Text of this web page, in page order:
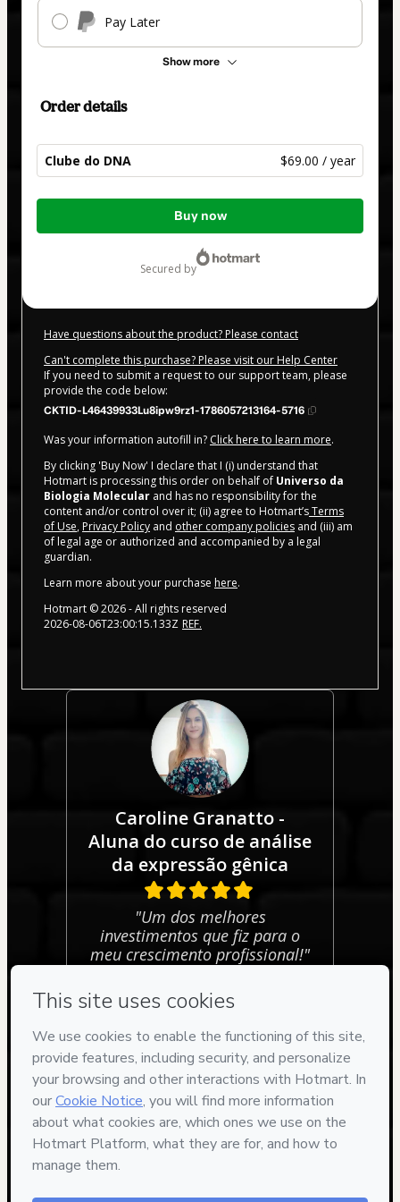
Pay Later
Show more
Order details
Clube do DNA $69.00 / year
Total
Buy now
secured by
Have questions about the product? Please contact
Can't complete this purchase? Please visit our Help Center
If you need to submit a request to our support team, please
provide the code below:
CKTID-L46439933Lu8ipw9rz1-1786057213164-5716
Was your information autofill in? Click here to learn more.
By clicking 'Buy Now' I declare that I (i) understand that
Hotmart is processing this order on behalf of Universo da
Biologia Molecular and has no responsibility for the
content and/or control over it; (ii) agree to Hotmart’sTerms
of Use, Privacy Policy and other company policies and (iii) am
of legal age or authorized and accompanied by a legal
guardian.
Learn more about your purchase here.
Hotmart ©2026- All rights reserved
2026-08-06T23:00:15.133Z REF.
Caroline Granatto -
Aluna do curso de análise
da expressão gênica
"Um dos melhores
investimentos que fiz para o
meu crescimento profissional!"
Your information is 100% secure
Safe purchase
Secure and authenticated environment